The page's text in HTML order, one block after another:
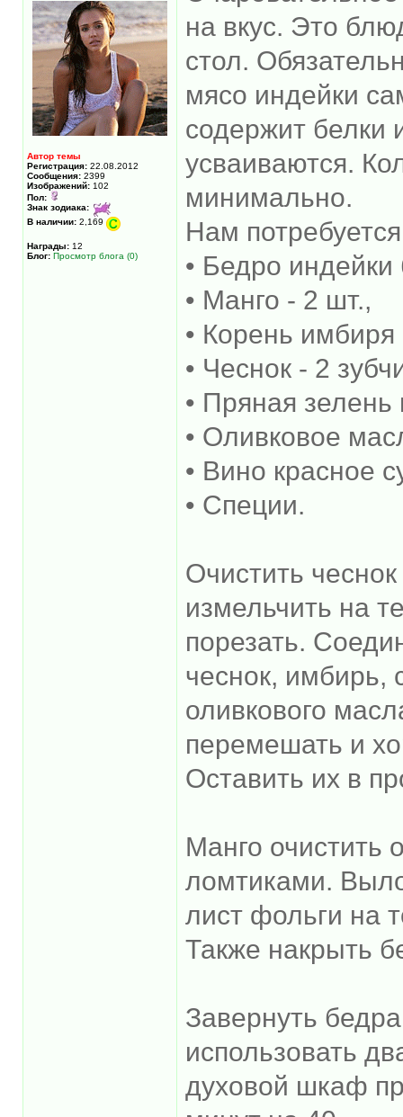
Автор темы
Регистрация: 22.08.2012
Сообщения: 2399
Изображений: 102
Пол:
Знак зодиака:
В наличии: 2,169
Награды: 12
Блог: Просмотр блога (0)
на вкус. Это
стол.
мясо индейки
содержит белки
усваиваются.
минимально.
Нам
• Бедро
• Манго - 2 шт.,
• Корень
• Чеснок - 2
• Пряная зелень
• Оливковое
• Вино красное
• Специи.
Очистить
измельчить на
порезать.
чеснок, имбирь,
оливкового
перемешать и
Оставить их в
Манго очистить
ломтиками.
лист фольги на
Также накрыть
Завернуть
использовать
духовой шкаф